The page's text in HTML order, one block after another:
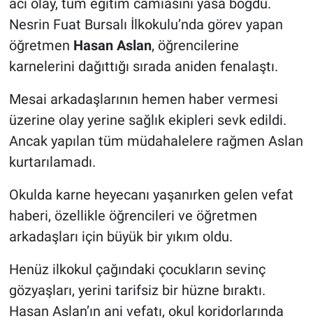
acı olay, tüm eğitim camiasını yasa boğdu.
Nesrin Fuat Bursalı İlkokulu’nda görev yapan
öğretmen Hasan Aslan, öğrencilerine
karnelerini dağıttığı sırada aniden fenalaştı.
Mesai arkadaşlarının hemen haber vermesi
üzerine olay yerine sağlık ekipleri sevk edildi.
Ancak yapılan tüm müdahalelere rağmen Aslan
kurtarılamadı.
Okulda karne heyecanı yaşanırken gelen vefat
haberi, özellikle öğrencileri ve öğretmen
arkadaşları için büyük bir yıkım oldu.
Henüz ilkokul çağındaki çocukların sevinç
gözyaşları, yerini tarifsiz bir hüzne bıraktı.
Hasan Aslan’ın ani vefatı, okul koridorlarında
Yaşam
Spor
Nöbetçi Eczaneler